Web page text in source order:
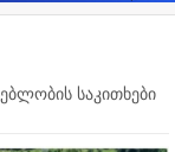
საკითხები